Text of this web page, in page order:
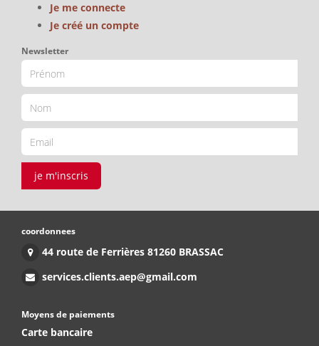
Je me connecte
Je créé un compte
Newsletter
je m'inscris
coordonnees
44 route de Ferrières 81260 BRASSAC
services.clients.aep@gmail.com
Moyens de paiements
Carte bancaire